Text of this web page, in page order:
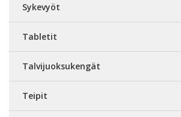
Sykevyöt
Tabletit
Talvijuoksukengät
Teipit